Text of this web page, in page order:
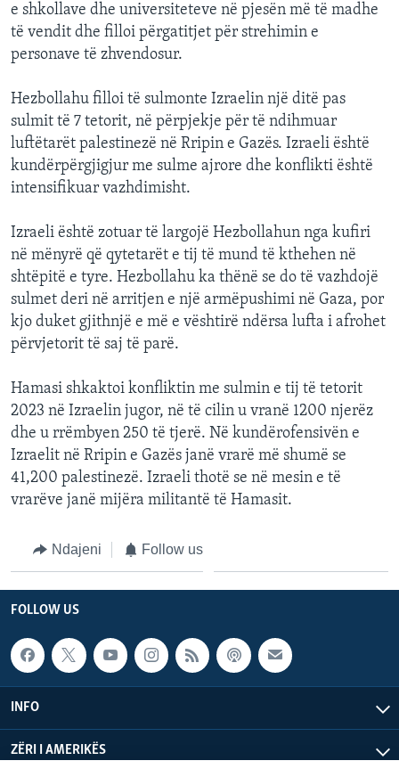
e shkollave dhe universiteteve në pjesën më të madhe
të vendit dhe filloi përgatitjet për strehimin e
personave të zhvendosur.
Hezbollahu filloi të sulmonte Izraelin një ditë pas
sulmit të 7 tetorit, në përpjekje për të ndihmuar
luftëtarët palestinezë në Rripin e Gazës. Izraeli është
kundërpërgjigjur me sulme ajrore dhe konflikti është
intensifikuar vazhdimisht.
Izraeli është zotuar të largojë Hezbollahun nga kufiri
në mënyrë që qytetarët e tij të mund të kthehen në
shtëpitë e tyre. Hezbollahu ka thënë se do të vazhdojë
sulmet deri në arritjen e një armëpushimi në Gaza, por
kjo duket gjithnjë e më e vështirë ndërsa lufta i afrohet
përvjetorit të saj të parë.
Hamasi shkaktoi konfliktin me sulmin e tij të tetorit
2023 në Izraelin jugor, në të cilin u vranë 1200 njerëz
dhe u rrëmbyen 250 të tjerë. Në kundërofensivën e
Izraelit në Rripin e Gazës janë vrarë më shumë se
41,200 palestinezë. Izraeli thotë se në mesin e të
vrarëve janë mijëra militantë të Hamasit.
Ndajeni Follow us
FOLLOW US
INFO
ZËRI I AMERIKËS